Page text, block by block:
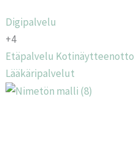
Digipalvelu
+4
Etäpalvelu Kotinäytteenotto
Lääkäripalvelut